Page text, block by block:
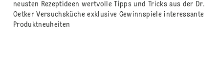
neusten Rezeptideen wertvolle Tipps und Tricks aus der Dr.
Oetker Versuchsküche exklusive Gewinnspiele interessante
Produktneuheiten